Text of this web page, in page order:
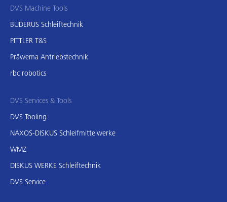
DVS Machine Tools
BUDERUS Schleiftechnik
PITTLER T&S
Präwema Antriebstechnik
rbc robotics
DVS Services & Tools
DVS Tooling
NAXOS-DISKUS Schleifmittelwerke
WMZ
DISKUS WERKE Schleiftechnik
DVS Service